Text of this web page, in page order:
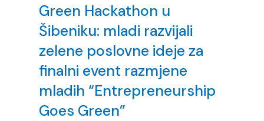
Green Hackathon u
Šibeniku: mladi razvijali
zelene poslovne ideje za
finalni event razmjene
mladih “Entrepreneurship
Goes Green”